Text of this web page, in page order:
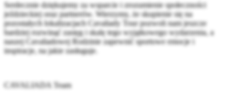
Serdecznie dziękujemy za wsparcie i zrozumienie społeczności
jeździeckiej oraz partnerów. Wierzymy, że skupienie się na
pozostałych lokalizacjach Cavaliady Tour pozwoli nam jeszcze
bardziej rozwinąć zasięg i skalę tego wyjątkowego wydarzenia, a
naszej Cavaliadowej Rodzinie zapewnić sportowe emocje i
inspiracje, na jakie zasługuje.
CAVALIADA Team